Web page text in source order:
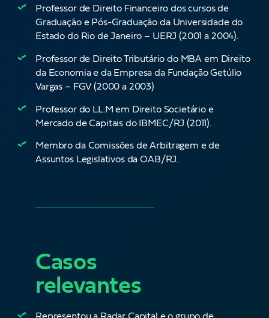
Professor de Direito Financeiro dos cursos de
Graduação e Pós-Graduação da Universidade do
Estado do Rio de Janeiro – UERJ (2001 a 2004).
Professor de Direito Tributário do MBA em Direito
da Economia e da Empresa da Fundação Getúlio
Vargas – FGV (2000 a 2003)
Professor do LL.M em Direito Societário e
Mercado de Capitais do IBMEC/RJ (2011).
Membro da Comissões de Arbitragem e de
Assuntos Legislativos da OAB/RJ.
Casos
relevantes